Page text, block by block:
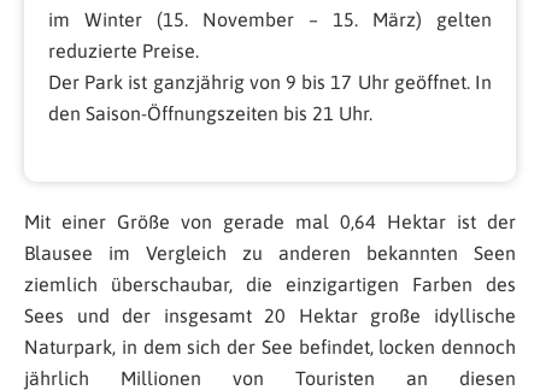
im Winter (15. November – 15. März) gelten
reduzierte Preise.
Der Park ist ganzjährig von 9 bis 17 Uhr geöffnet. In
den Saison-Öffnungszeiten bis 21 Uhr.
Mit einer Größe von gerade mal 0,64 Hektar ist der
Blausee im Vergleich zu anderen bekannten Seen
ziemlich überschaubar, die einzigartigen Farben des
Sees und der insgesamt 20 Hektar große idyllische
Naturpark, in dem sich der See befindet, locken dennoch
jährlich Millionen von Touristen an diesen